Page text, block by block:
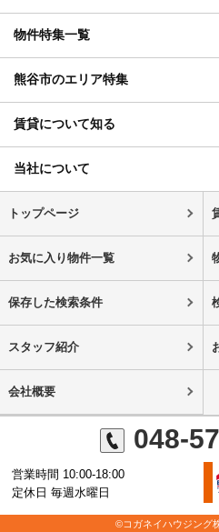
物件特集一覧
熊谷市のエリア特集
賃貸について知る
当社について
トップページ
お気に入り物件一覧
保存した検索条件
スタッフ紹介
会社概要
048-
営業時間 10:00-18:00
定休日 毎週水曜日
©コガネイハウジング